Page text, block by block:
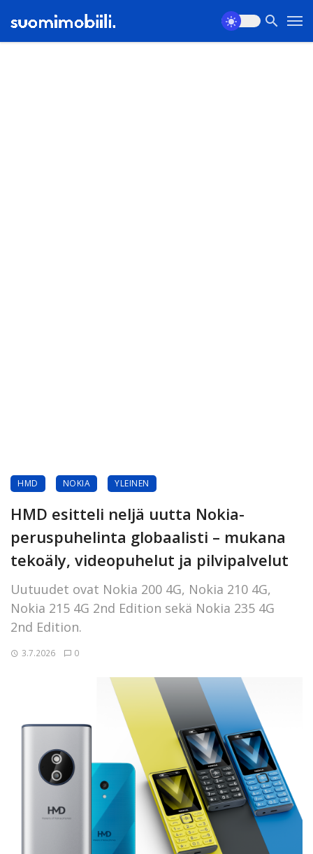
HMD NOKIA YLEINEN
HMD esitteli neljä uutta Nokia-
peruspuhelinta globaalisti – mukana
tekoäly, videopuhelut ja pilvipalvelut
Uutuudet ovat Nokia 200 4G, Nokia 210 4G,
Nokia 215 4G 2nd Edition sekä Nokia 235 4G
2nd Edition.
3.7.2026 0